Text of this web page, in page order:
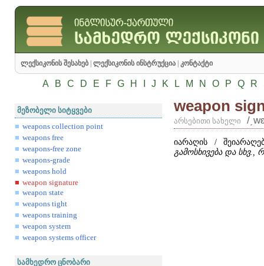
ლექსიკონის შესახებ ლექსიკონის ინსტრუქცია კონტაქტი
A B C D E F G H J K L M N O P Q R
მეზობელი სიტყვები
weapons collection point
weapons free
weapons-free zone
weapons-grade
weapons hold
weapon signature
weapon state
weapons tight
weapons training
weapon system
weapon systems officer
სამხედრო ცნობარი
weapon
არსებითი სახელი /
იარაღის /
გამოსხივება და სხვ.,